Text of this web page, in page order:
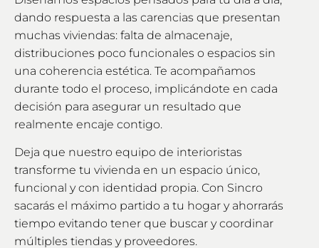
dando respuesta a las carencias que presentan
muchas viviendas: falta de almacenaje,
distribuciones poco funcionales o espacios sin
una coherencia estética. Te acompañamos
durante todo el proceso, implicándote en cada
decisión para asegurar un resultado que
realmente encaje contigo.
Deja que nuestro equipo de interioristas
transforme tu vivienda en un espacio único,
funcional y con identidad propia. Con Sincro
sacarás el máximo partido a tu hogar y ahorrarás
tiempo evitando tener que buscar y coordinar
múltiples tiendas y proveedores.